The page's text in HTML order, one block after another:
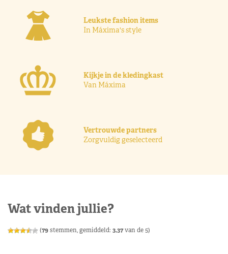
Leukste fashion items
In Máxima's style
Kijkje in de kledingkast
Van Máxima
Vertrouwde partners
Zorgvuldig geselecteerd
Wat vinden jullie?
(79stemmen, gemiddeld: 3,37van de 5)